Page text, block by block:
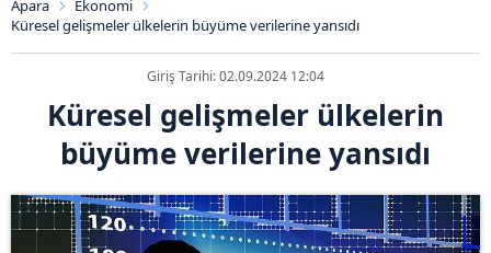
Apara
Ekonomi
Küresel gelişmeler ülkelerin büyüme verilerine yansıdı
Giriş Tarihi: 02.09.2024 12:04
Küresel gelişmeler ülkelerin
büyüme verilerine yansıdı